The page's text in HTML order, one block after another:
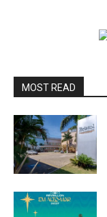
MOST READ